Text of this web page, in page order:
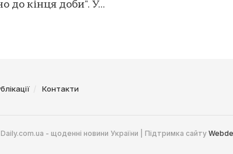
до кінця доби". У...
Контакти
- щоденні новини України | Підтримка сайту